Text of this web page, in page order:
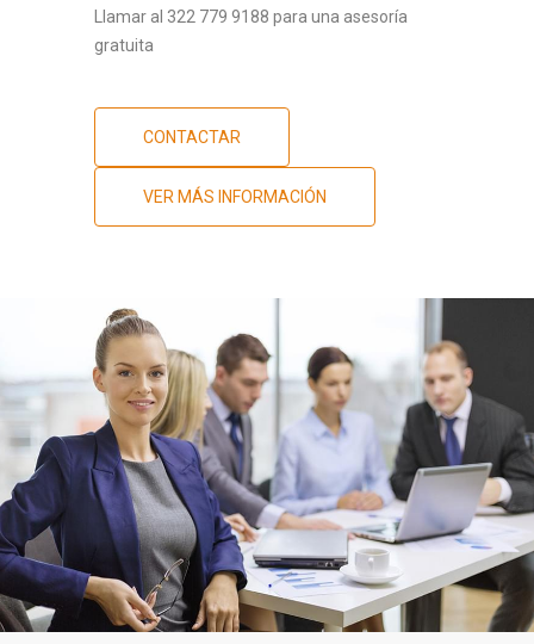
Llamar al 322 779 9188 para una asesoría
gratuita
CONTACTAR
VER MÁS INFORMACIÓN